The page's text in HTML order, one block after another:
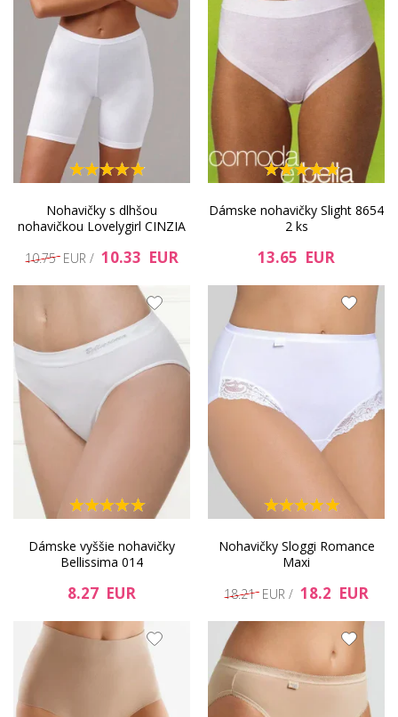
Nohavičky s dlhšou
nohavičkou Lovelygirl CINZIA
10.75 EUR / 10.33 EUR
Dámske nohavičky Slight 8654
2 ks
13.65 EUR
Dámske vyššie nohavičky
Bellissima 014
8.27 EUR
Nohavičky Sloggi Romance
Maxi
18.21 EUR / 18.2 EUR